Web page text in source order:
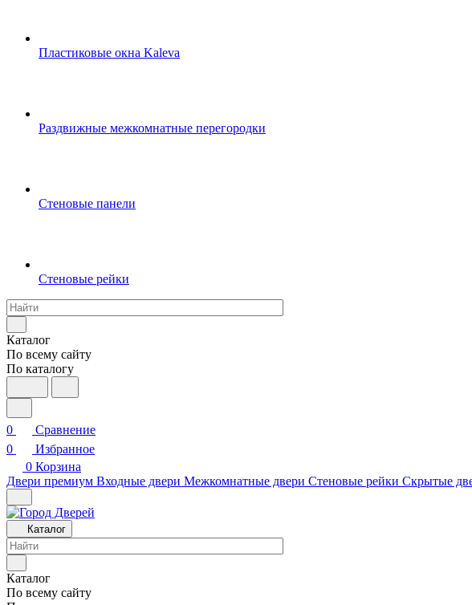
Пластиковые окна Kaleva
Раздвижные межкомнатные перегородки
Стеновые панели
Стеновые рейки
Каталог
По всему сайту
По каталогу
0
Сравнение
0
Избранное
0 Корзина
Двери премиум Входные двери Межкомнатные двери Стеновые рейки Скрытые
Каталог
Каталог
По всему сайту